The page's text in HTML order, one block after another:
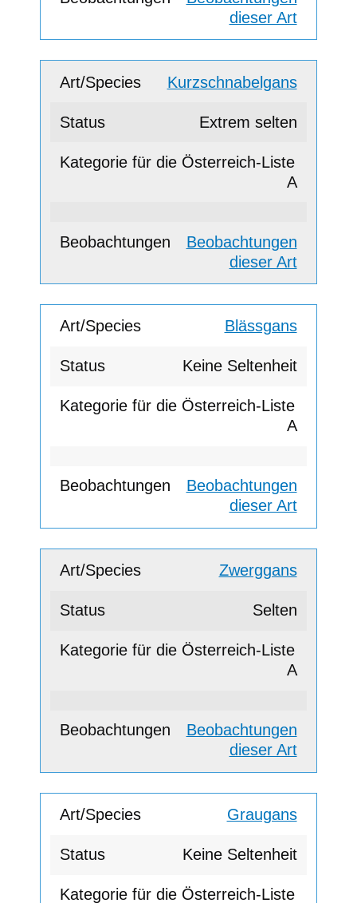
dieser Art
Kurzschnabelgans
Extrem selten
A
Beobachtungen
dieser Art
Blässgans
Keine Seltenheit
A
Beobachtungen
dieser Art
Zwerggans
Selten
A
Beobachtungen
dieser Art
Graugans
Keine Seltenheit